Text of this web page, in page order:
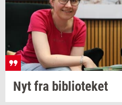
Nyt fra bi­bli­o­te­ket